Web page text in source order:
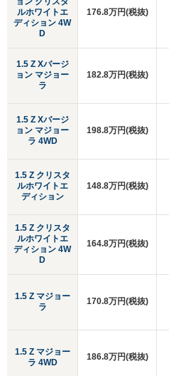
ルホワイトエ
ディション 4W
D
1.5 Z Xバージ
ョン マジョー
ラ
1.5 Z Xバージ
ョン マジョー
ラ 4WD
1.5 Z クリスタ
ルホワイトエ
ディション
1.5 Z クリスタ
ルホワイトエ
ディション 4W
D
1.5 Z マジョー
ラ
1.5 Z マジョー
ラ 4WD
176.8万円(税抜)
182.8万円(税抜)
198.8万円(税抜)
148.8万円(税抜)
164.8万円(税抜)
170.8万円(税抜)
186.8万円(税抜)